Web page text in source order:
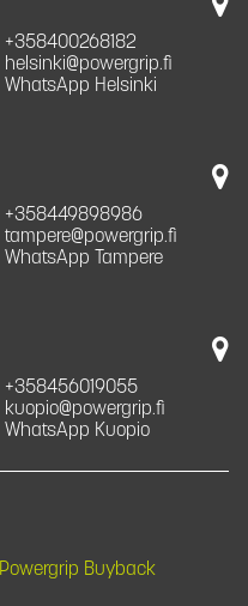
+358400268182
helsinki@powergrip.fi
WhatsApp Helsinki
+358449898986
tampere@powergrip.fi
WhatsApp Tampere
+358456019055
kuopio@powergrip.fi
WhatsApp Kuopio
Powergrip Buyback